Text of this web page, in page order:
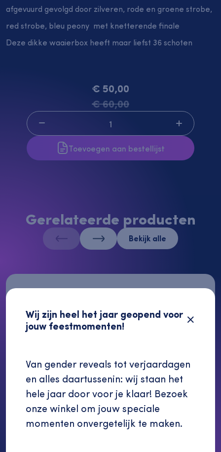
afgevuurd gevolgd door zilveren, rode en groene strobe,
red strobe, bleu peony met knetterende finale
Deze dikke waaierbox heeft maar liefst 36 schoten
€ 50,00
€ 60,00
Toevoegen aan bestellijst
Gerelateerde producten
Bekijk alle
Verder winkelen
Wij zijn heel het jaar geopend voor
jouw feestmomenten!
Van gender reveals tot verjaardagen
en alles daartussenin: wij staan het
hele jaar door voor je klaar! Bezoek
onze winkel om jouw speciale
momenten onvergetelijk te maken.